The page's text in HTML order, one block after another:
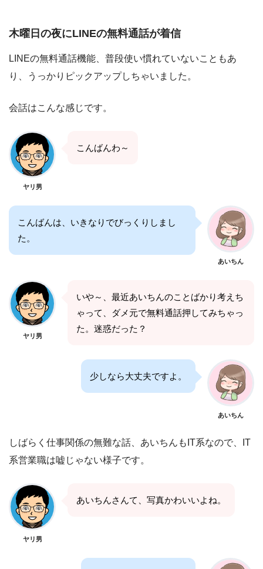
木曜日の夜にLINEの無料通話が着信
LINEの無料通話機能、普段使い慣れていないこともあ
り、うっかりピックアップしちゃいました。
会話はこんな感じです。
ヤリ男
こんばんわ～
こんばんは、いきなりでびっくりしまし
た。
あいちん
ヤリ男
いや～、最近あいちんのことばかり考えち
ゃって、ダメ元で無料通話押してみちゃっ
た。迷惑だった？
少しなら大丈夫ですよ。
あいちん
しばらく仕事関係の無難な話、あいちんもIT系なので、IT
系営業職は嘘じゃない様子です。
ヤリ男
あいちんさんて、写真かわいいよね。